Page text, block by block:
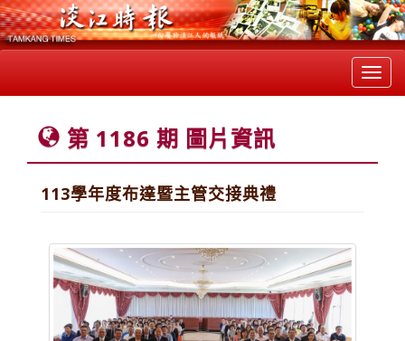
第 1186 期 圖片資訊
113學年度布達暨主管交接典禮